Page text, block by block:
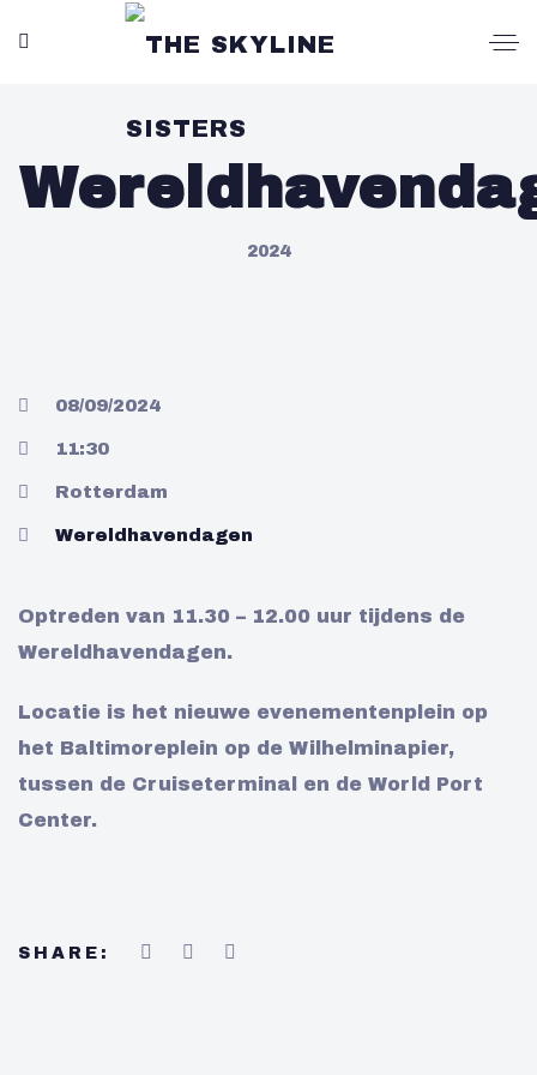
2024
08/09/2024
11:30
Rotterdam
Wereldhavendagen
Optreden van 11.30 – 12.00 uur tijdens de
Wereldhavendagen.
Locatie is het nieuwe evenementenplein op
het Baltimoreplein op de Wilhelminapier,
tussen de Cruiseterminal en de World Port
Center.
SHARE: